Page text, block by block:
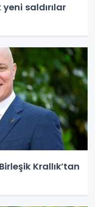
yeni saldırılar
Krallık’tan